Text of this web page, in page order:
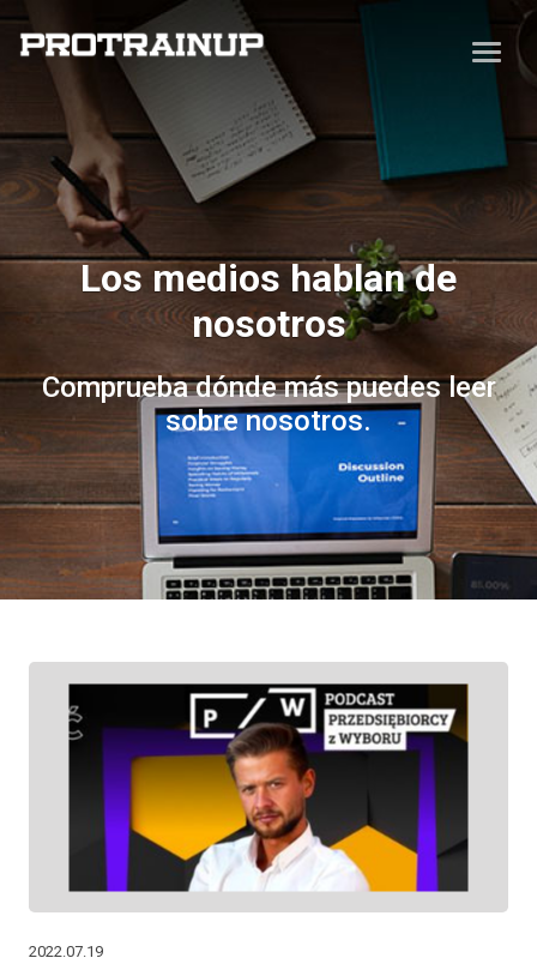
Los medios hablan de
nosotros
Comprueba dónde más puedes leer
sobre nosotros.
2022.07.19